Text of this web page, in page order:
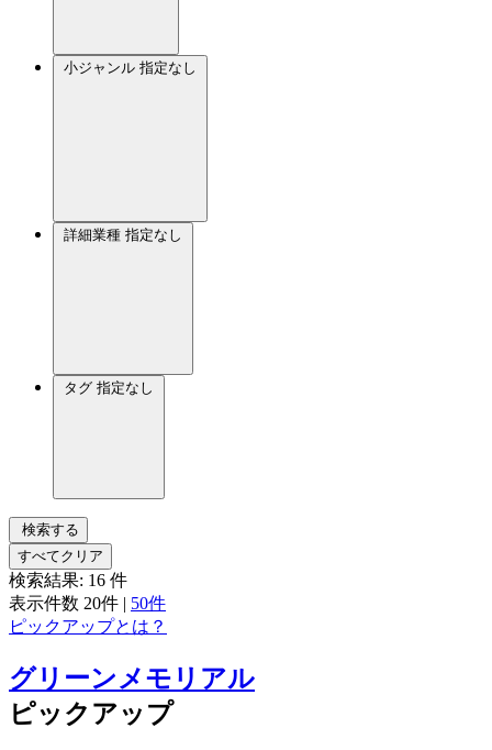
小ジャンル 指定なし
詳細業種 指定なし
タグ 指定なし
検索する
すべてクリア
検索結果: 16 件
表示件数 20件 | 50件
ピックアップとは？
グリーンメモリアル
ピックアップ